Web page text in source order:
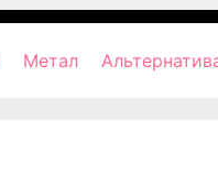
Метал